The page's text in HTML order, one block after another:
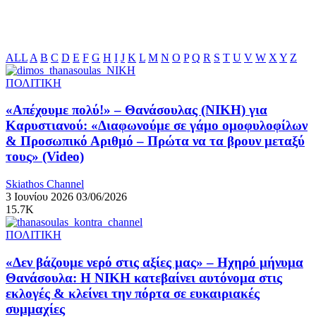
ALL A B C D E F G H I J K L M N O P Q R S T U V W X Y Z
ΠΟΛΙΤΙΚΗ
«Απέχουμε πολύ!» – Θανάσουλας (ΝΙΚΗ) για
Καρυστιανού: «Διαφωνούμε σε γάμο ομοφυλοφίλων
& Προσωπικό Αριθμό – Πρώτα να τα βρουν μεταξύ
τους» (Video)
Skiathos Channel
3 Ιουνίου 2026 03/06/2026
15.7K
ΠΟΛΙΤΙΚΗ
«Δεν βάζουμε νερό στις αξίες μας» – Ηχηρό μήνυμα
Θανάσουλα: Η ΝΙΚΗ κατεβαίνει αυτόνομα στις
εκλογές & κλείνει την πόρτα σε ευκαιριακές
συμμαχίες